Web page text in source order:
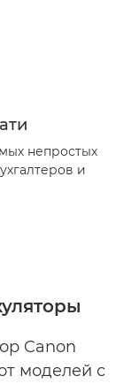
непростых
и
Canon
моделей с